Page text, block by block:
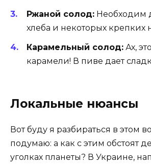
Ржаной солод: Необходим
хлеба и некоторых крепких
Карамельный солод: Ах,
карамели! В пиве дает
Локальные нюансы
Вот буду я разбираться в этом
подумаю: а как с этим обстоят
уголках планеты? В Украине,